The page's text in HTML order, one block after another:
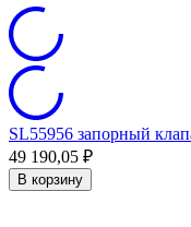
SL55956 запорный
49 190,05 ₽
В корзину